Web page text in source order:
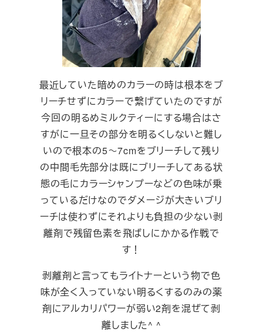
最近していた暗めのカラーの時は根本をブ
リーチせずにカラーで繋げていたのですが
今回の明るめミルクティーにする場合はさ
すがに一旦その部分を明るくしないと難し
いので根本の5～7cmをブリーチして残り
の中間毛先部分は既にブリーチしてある状
態の毛にカラーシャンプーなどの色味が乗
っているだけなのでダメージが大きいブリ
ーチは使わずにそれよりも負担の少ない剥
離剤で残留色素を飛ばしにかかる作戦で
す！
剥離剤と言ってもライトナーという物で色
味が全く入っていない明るくするのみの薬
剤にアルカリパワーが弱い2剤を混ぜて剥
離しました^ ^